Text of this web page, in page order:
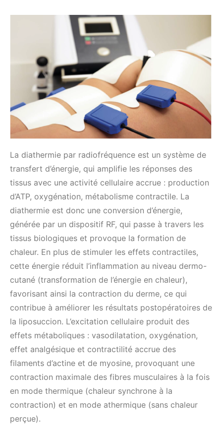
La diathermie par radiofréquence est un système de
transfert d’énergie, qui amplifie les réponses des
tissus avec une activité cellulaire accrue : production
d’ATP, oxygénation, métabolisme contractile. La
diathermie est donc une conversion d’énergie,
générée par un dispositif RF, qui passe à travers les
tissus biologiques et provoque la formation de
chaleur. En plus de stimuler les effets contractiles,
cette énergie réduit l’inflammation au niveau dermo-
cutané (transformation de l’énergie en chaleur),
favorisant ainsi la contraction du derme, ce qui
contribue à améliorer les résultats postopératoires de
la liposuccion. L’excitation cellulaire produit des
effets métaboliques : vasodilatation, oxygénation,
effet analgésique et contractilité accrue des
filaments d’actine et de myosine, provoquant une
contraction maximale des fibres musculaires à la fois
en mode thermique (chaleur synchrone à la
contraction) et en mode athermique (sans chaleur
perçue).